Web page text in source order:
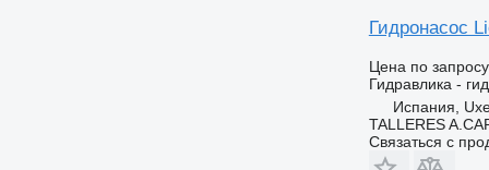
Гидронасос
Цена по запросу
Гидравлика -
Испания,
TALLERES
Связаться с